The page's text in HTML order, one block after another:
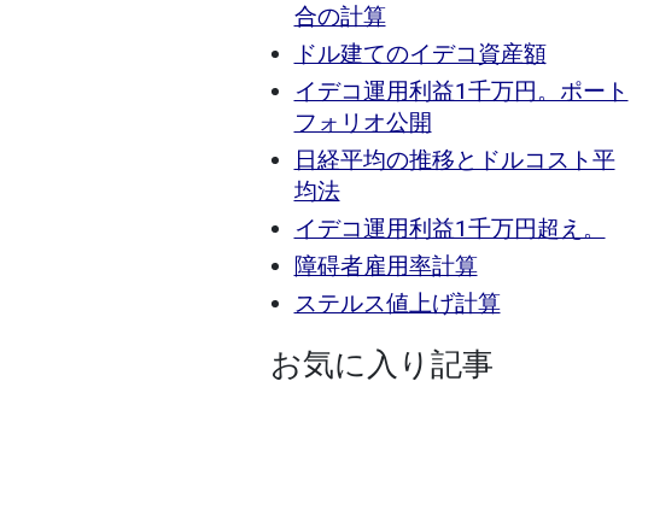
合の計算
ドル建てのイデコ資産額
イデコ運用利益1千万円。ポート
フォリオ公開
日経平均の推移とドルコスト平
均法
イデコ運用利益1千万円超え。
障碍者雇用率計算
ステルス値上げ計算
お気に入り記事